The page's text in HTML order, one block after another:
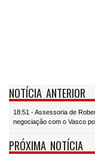
NOTÍCIA ANTERIOR
18:51 - Assessoria de
negociação com o Vasco
PRÓXIMA NOTÍCIA